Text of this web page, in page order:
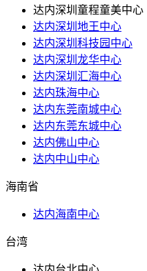
达内深圳童程童美中心
达内深圳地王中心
达内深圳科技园中心
达内深圳龙华中心
达内深圳汇海中心
达内珠海中心
达内东莞南城中心
达内东莞东城中心
达内佛山中心
达内中山中心
海南省
达内海南中心
台湾